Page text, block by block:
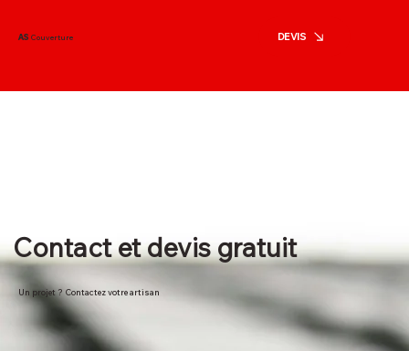
DEVIS
AS Couverture
Contact et devis gratuit
Un projet ? Contactez votre artisan